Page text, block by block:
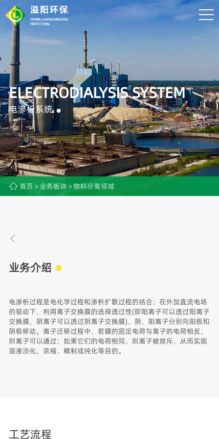
ELECTRODIALYSIS SYSTEM
电渗析系统
首页 业务板块 物料分离领域
业务介绍
电渗析过程是电化学过程和渗析扩散过程的结合；在外加直流电场
的驱动下，利用离子交换膜的选择透过性(即阳离子可以透过阳离子
交换膜，阴离子可以透过阴离子交换膜)，阴、阳离子分别向阳极和
阴极移动。离子迁移过程中，若膜的固定电荷与离子的电荷相反，
则离子可以通过；如果它们的电荷相同，则离子被排斥，从而实现
溶液淡化、浓缩、精制或纯化等目的。
工艺流程